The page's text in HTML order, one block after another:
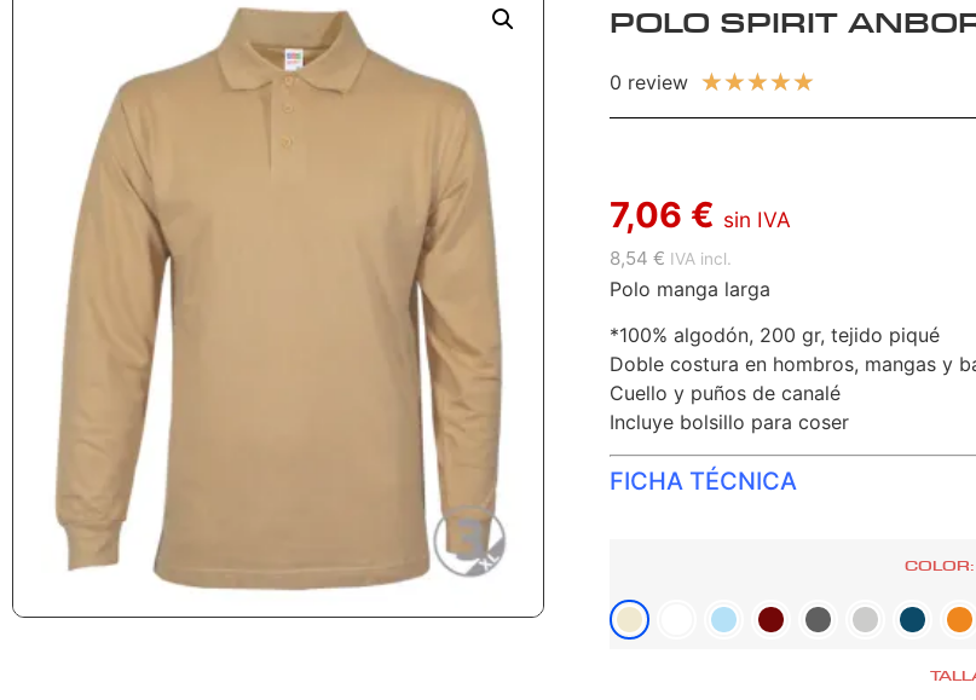
POLO SPIRIT
0 review ★★★★★
7,06 € sin IVA
8,54 € IVA incl.
Polo manga larga
*100% algodón, 200 gr, tejido piqué
Doble costura en hombros, mangas y
Cuello y puños de canalé
Incluye bolsillo para coser
FICHA TÉCNICA